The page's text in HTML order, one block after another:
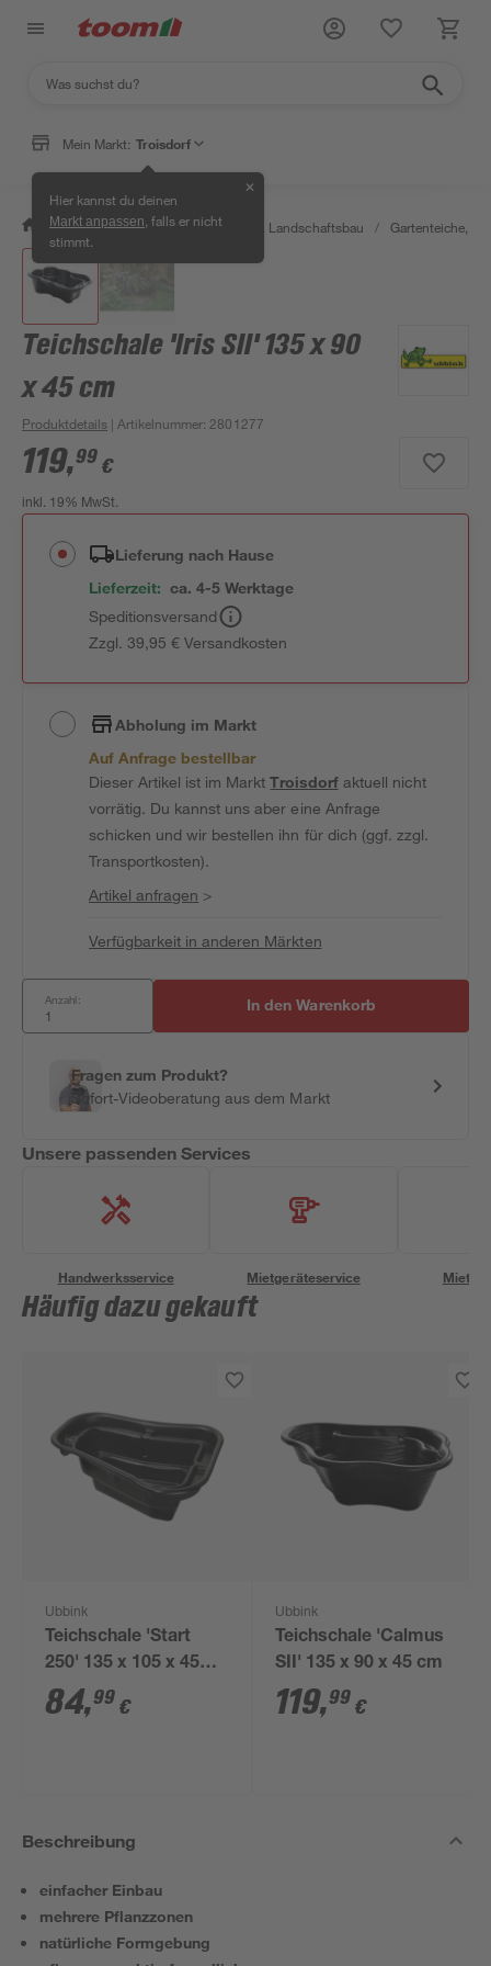
Mein Markt: Troisdorf
Hier kannst du deinen
Markt anpassen , falls er nicht
stimmt.
✕
/ Garten & Freizeit / Gartenbau & Landschaftsbau / Gartenteiche,
Teichschale 'Iris SII' 135 x 90
x 45 cm
Produktdetails | Artikelnummer: 2801277
119,99 €
inkl. 19% MwSt.
Lieferung nach Hause
Lieferzeit: ca. 4-5 Werktage
Speditionsversand
Zzgl. 39,95 € Versandkosten
Abholung im Markt
Auf Anfrage bestellbar
Dieser Artikel ist im MarktTroisdorfaktuell nicht
vorrätig. Du kannst uns aber eine Anfrage
schicken und wir bestellen ihn für dich (ggf. zzgl.
Transportkosten).
Artikel anfragen >
Verfügbarkeit in anderen Märkten
Anzahl: In den Warenkorb
Fragen zum Produkt?
Sofort-Videoberatung aus dem Markt
Unsere passenden Services
Handwerksservice Mietgeräteservice
Häufig dazu gekauft
Ubbink
Teichschale 'Start
250' 135 x 105 x 45
cm
84,99 €
Ubbink
Teichschale 'Calmus
SII' 135 x 90 x 45 cm
119,99 €
Beschreibung
einfacher Einbau
mehrere Pflanzzonen
natürliche Formgebung